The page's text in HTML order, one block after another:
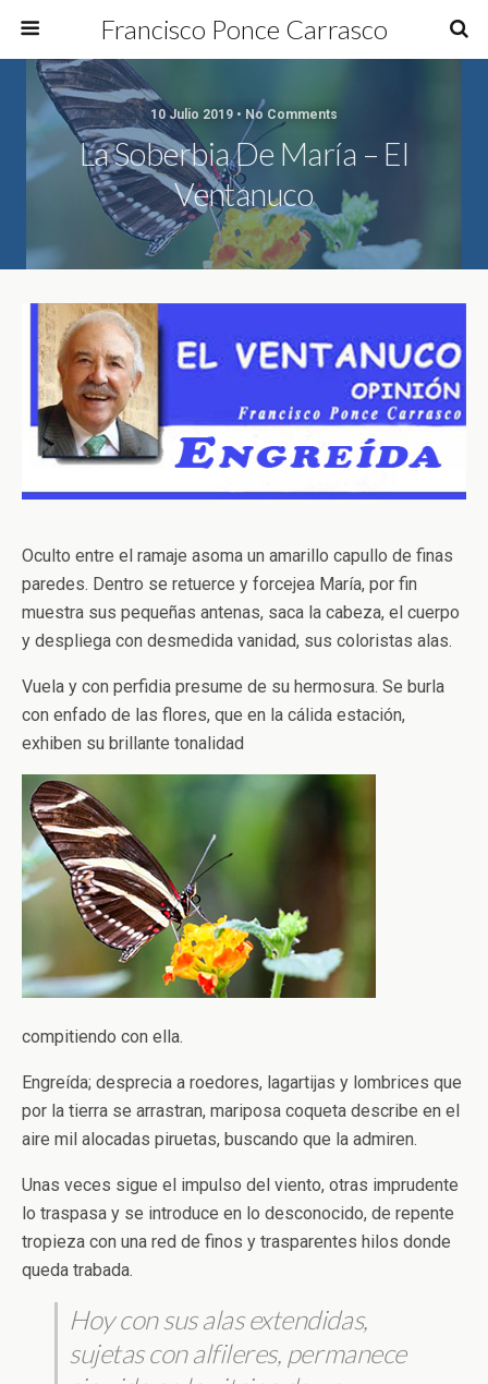
Francisco Ponce Carrasco
10 Julio 2019 • No Comments
La Soberbia De María – El
Ventanuco
Oculto entre el ramaje asoma un amarillo capullo de finas
paredes. Dentro se retuerce y forcejea María, por fin
muestra sus pequeñas antenas, saca la cabeza, el cuerpo
y despliega con desmedida vanidad, sus coloristas alas.
Vuela y con perfidia presume de su hermosura. Se burla
con enfado de las flores, que en la cálida estación,
exhiben su brillante tonalidad
compitiendo con ella.
Engreída; desprecia a roedores, lagartijas y lombrices que
por la tierra se arrastran, mariposa coqueta describe en el
aire mil alocadas piruetas, buscando que la admiren.
Unas veces sigue el impulso del viento, otras imprudente
lo traspasa y se introduce en lo desconocido, de repente
tropieza con una red de finos y trasparentes hilos donde
queda trabada.
Hoy con sus alas extendidas,
sujetas con alfileres, permanece